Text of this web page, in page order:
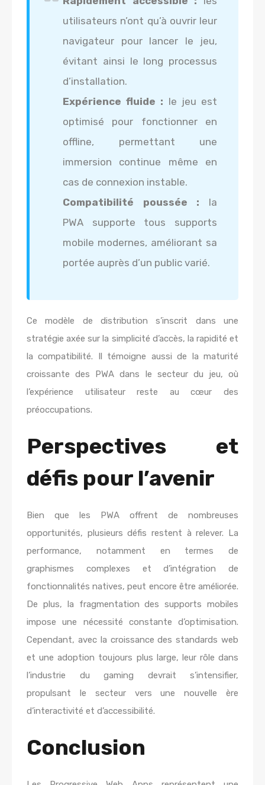
utilisateurs n’ont qu’à ouvrir leur
navigateur pour lancer le jeu,
évitant ainsi le long processus
d’installation.
Expérience fluide : le jeu est
optimisé pour fonctionner en
offline, permettant une
immersion continue même en
cas de connexion instable.
Compatibilité poussée : la
PWA supporte tous supports
mobile modernes, améliorant sa
portée auprès d’un public varié.
Ce modèle de distribution s’inscrit dans une
stratégie axée sur la simplicité d’accès, la rapidité et
la compatibilité. Il témoigne aussi de la maturité
croissante des PWA dans le secteur du jeu, où
l’expérience utilisateur reste au cœur des
préoccupations.
Perspectives et
défis pour l’avenir
Bien que les PWA offrent de nombreuses
opportunités, plusieurs défis restent à relever. La
performance, notamment en termes de
graphismes complexes et d’intégration de
fonctionnalités natives, peut encore être améliorée.
De plus, la fragmentation des supports mobiles
impose une nécessité constante d’optimisation.
Cependant, avec la croissance des standards web
et une adoption toujours plus large, leur rôle dans
l’industrie du gaming devrait s’intensifier,
propulsant le secteur vers une nouvelle ère
d’interactivité et d’accessibilité.
Conclusion